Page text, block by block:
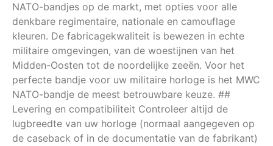
NATO-bandjes op de markt, met opties voor alle
denkbare regimentaire, nationale en camouflage
kleuren. De fabricagekwaliteit is bewezen in echte
militaire omgevingen, van de woestijnen van het
Midden-Oosten tot de noordelijke zeeën. Voor het
perfecte bandje voor uw militaire horloge is het MWC
NATO-bandje de meest betrouwbare keuze. ##
Levering en compatibiliteit Controleer altijd de
lugbreedte van uw horloge (normaal aangegeven op
de caseback of in de documentatie van de fabrikant)